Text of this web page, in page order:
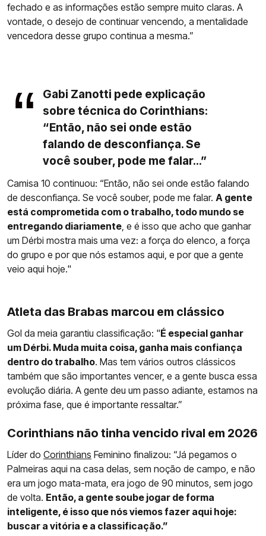
fechado e as informações estão sempre muito claras. A
vontade, o desejo de continuar vencendo, a mentalidade
vencedora desse grupo continua a mesma.”
Gabi Zanotti pede explicação
sobre técnica do Corinthians:
“Então, não sei onde estão
falando de desconfiança. Se
você souber, pode me falar...”
Camisa 10 continuou: “Então, não sei onde estão falando
de desconfiança. Se você souber, pode me falar. A gente
está comprometida com o trabalho, todo mundo se
entregando diariamente, e é isso que acho que ganhar
um Dérbi mostra mais uma vez: a força do elenco, a força
do grupo e por que nós estamos aqui, e por que a gente
veio aqui hoje."
Atleta das Brabas marcou em clássico
Gol da meia garantiu classificação: "É especial ganhar
um Dérbi. Muda muita coisa, ganha mais confiança
dentro do trabalho. Mas tem vários outros clássicos
também que são importantes vencer, e a gente busca essa
evolução diária. A gente deu um passo adiante, estamos na
próxima fase, que é importante ressaltar.”
Corinthians não tinha vencido rival em 2026
Líder do Corinthians Feminino finalizou: “Já pegamos o
Palmeiras aqui na casa delas, sem noção de campo, e não
era um jogo mata-mata, era jogo de 90 minutos, sem jogo
de volta. Então, a gente soube jogar de forma
inteligente, é isso que nós viemos fazer aqui hoje:
buscar a vitória e a classificação.”